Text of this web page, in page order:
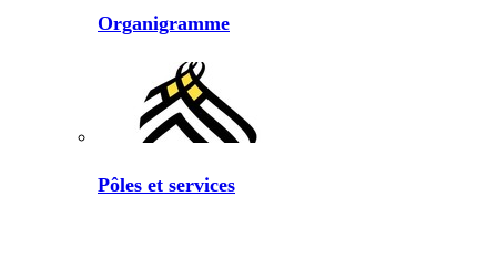
Organigramme
Pôles et services